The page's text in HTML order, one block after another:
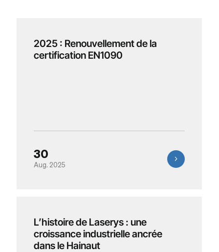
2025 : Renouvellement de la
certification EN1090
30
Aug. 2025
L’histoire de Laserys : une
croissance industrielle ancrée
dans le Hainaut